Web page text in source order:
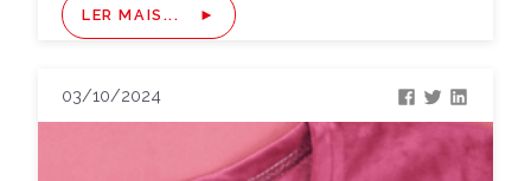
LER MAIS...
03/10/2024